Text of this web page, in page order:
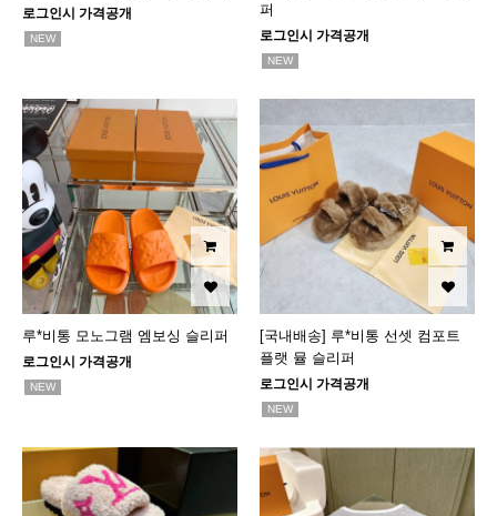
로그인시 가격공개
NEW
퍼
로그인시 가격공개
NEW
루*비통 모노그램 엠보싱 슬리퍼
로그인시 가격공개
NEW
[국내배송] 루*비통 선셋 컴포트
플랫 뮬 슬리퍼
로그인시 가격공개
NEW